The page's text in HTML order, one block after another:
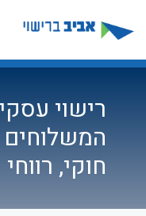
לתוכן
רישוי
חוקי, רווחי